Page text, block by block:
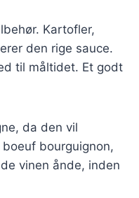
Kartofler,
den rige sauce.
til måltidet. Et godt
da den vil
bourguignon,
vinen ånde, inden